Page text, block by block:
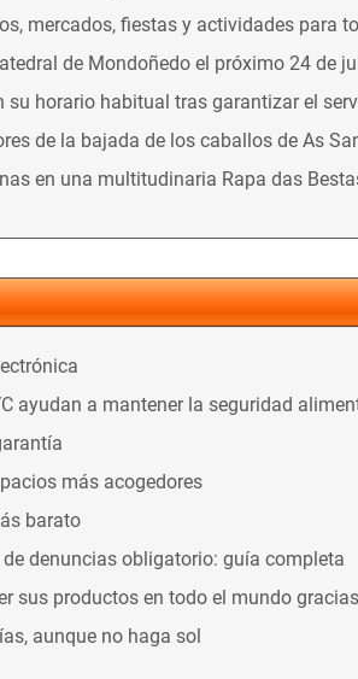
mercados, fiestas y actividades para
de Mondoñedo el próximo 24 de
horario habitual tras garantizar el
de la bajada de los caballos de As
en una multitudinaria Rapa das
ayudan a mantener la seguridad
más acogedores
barato
denuncias obligatorio: guía completa
sus productos en todo el mundo
aunque no haga sol